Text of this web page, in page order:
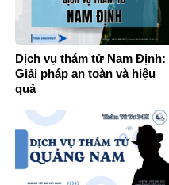
Dịch vụ thám tử Nam Định:
Giải pháp an toàn và hiệu
quả